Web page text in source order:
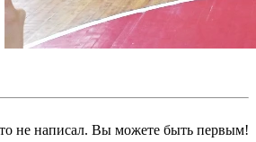
не написал. Вы можете быть первым!